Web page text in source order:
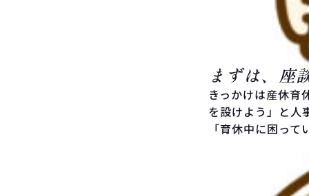
まずは、座
きっかけは産休育
を設けよう」と人
「育休中に困っ